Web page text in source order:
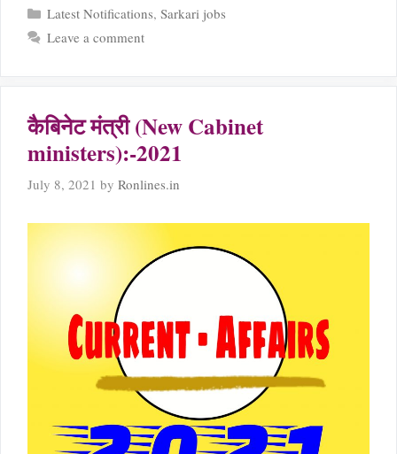
Categories
Latest Notifications, Sarkari jobs
Leave a comment
कैबिनेट मंत्री (New Cabinet
ministers):-2021
July 8, 2021 by Ronlines.in